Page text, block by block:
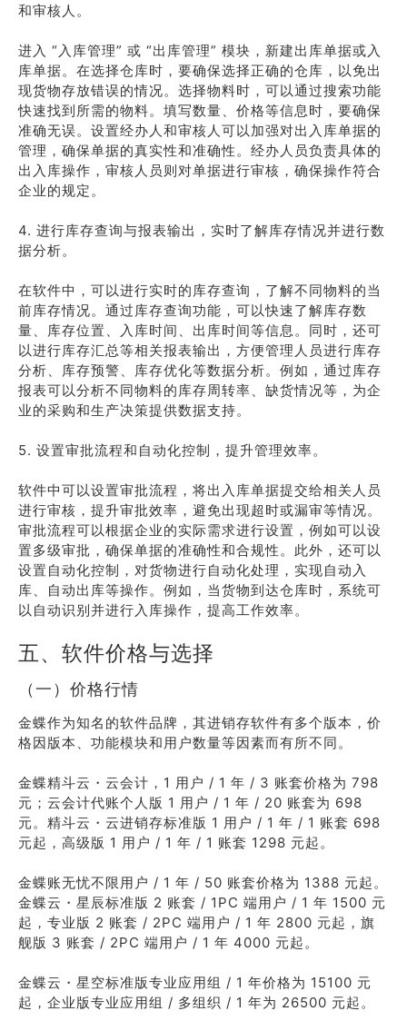
和审核人。
进入 “入库管理” 或 “出库管理” 模块，新建出库单据或入
库单据。在选择仓库时，要确保选择正确的仓库，以免出
现货物存放错误的情况。选择物料时，可以通过搜索功能
快速找到所需的物料。填写数量、价格等信息时，要确保
准确无误。设置经办人和审核人可以加强对出入库单据的
管理，确保单据的真实性和准确性。经办人员负责具体的
出入库操作，审核人员则对单据进行审核，确保操作符合
企业的规定。
4. 进行库存查询与报表输出，实时了解库存情况并进行数
据分析。
在软件中，可以进行实时的库存查询，了解不同物料的当
前库存情况。通过库存查询功能，可以快速了解库存数
量、库存位置、入库时间、出库时间等信息。同时，还可
以进行库存汇总等相关报表输出，方便管理人员进行库存
分析、库存预警、库存优化等数据分析。例如，通过库存
报表可以分析不同物料的库存周转率、缺货情况等，为企
业的采购和生产决策提供数据支持。
5. 设置审批流程和自动化控制，提升管理效率。
软件中可以设置审批流程，将出入库单据提交给相关人员
进行审核，提升审批效率，避免出现超时或漏审等情况。
审批流程可以根据企业的实际需求进行设置，例如可以设
置多级审批，确保单据的准确性和合规性。此外，还可以
设置自动化控制，对货物进行自动化处理，实现自动入
库、自动出库等操作。例如，当货物到达仓库时，系统可
以自动识别并进行入库操作，提高工作效率。
五、软件价格与选择
（一）价格行情
金蝶作为知名的软件品牌，其进销存软件有多个版本，价
格因版本、功能模块和用户数量等因素而有所不同。
金蝶精斗云・云会计，1 用户 / 1 年 / 3 账套价格为 798
元；云会计代账个人版 1 用户 / 1 年 / 20 账套为 698
元。精斗云・云进销存标准版 1 用户 / 1 年 / 1 账套 698
元起，高级版 1 用户 / 1 年 / 1 账套 1298 元起。
金蝶账无忧不限用户 / 1 年 / 50 账套价格为 1388 元起。
金蝶云・星辰标准版 2 账套 / 1PC 端用户 / 1 年 1500 元
起，专业版 2 账套 / 2PC 端用户 / 1 年 2800 元起，旗
舰版 3 账套 / 2PC 端用户 / 1 年 4000 元起。
金蝶云・星空标准版专业应用组 / 1 年价格为 15100 元
起，企业版专业应用组 / 多组织 / 1 年为 26500 元起。